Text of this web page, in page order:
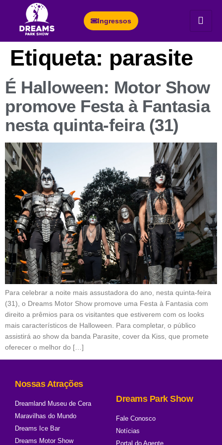
Ingressos
Etiqueta: parasite
É Halloween: Motor Show
promove Festa à Fantasia
nesta quinta-feira (31)
Para celebrar a noite mais assustadora do ano, nesta quinta-feira
(31), o Dreams Motor Show promove uma Festa à Fantasia com
direito a prêmios para os visitantes que estiverem com os looks
mais característicos de Halloween. Para completar, o público
assistirá ao show da banda Parasite, cover da Kiss, que promete
oferecer o melhor do […]
Nossas Atrações
Dreamland Museu de Cera
Maravilhas do Mundo
Dreams Ice Bar
Dreams Motor Show
Dreams Park Show
Fale Conosco
Notícias
Portal do Agente